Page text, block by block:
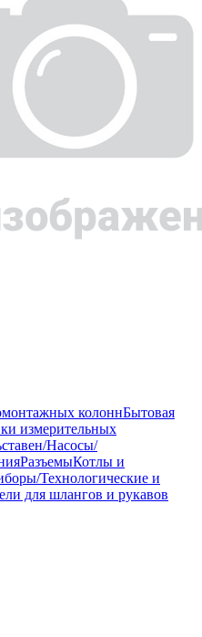
колоннБытовая
измерительных
Насосы/
РазъемыКотлы и
Технологические и
для шлангов и рукавов